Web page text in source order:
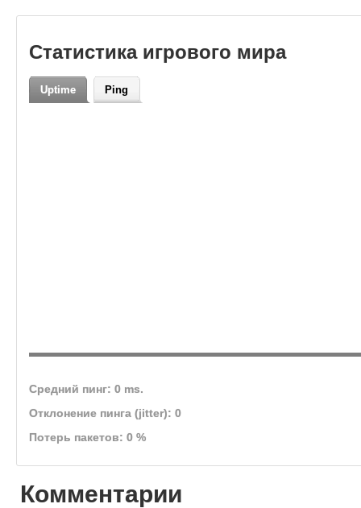
Старт без грейд-
Поддержка ALT+B
Авто-лут (включаемый через .menu)
Автоматические ивенты, турниры и эвенты от ГМа
Статистика игрового мира
Uptime Ping
Средний пинг: 0 ms.
Отклонение пинга (jitter): 0
Потерь пакетов: 0 %
Комментарии